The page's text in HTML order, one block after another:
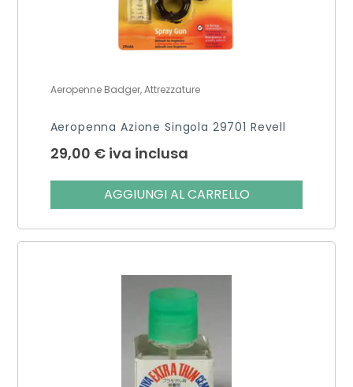
Aeropenne Badger, Attrezzature
Aeropenna Azione Singola 29701 Revell
29,00 € iva inclusa
AGGIUNGI AL CARRELLO